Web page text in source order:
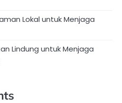
Lokal untuk Menjaga
Lindung untuk Menjaga